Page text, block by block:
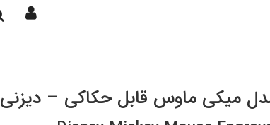
مدل میکی ماوس قابل حکاکی – دیزنی